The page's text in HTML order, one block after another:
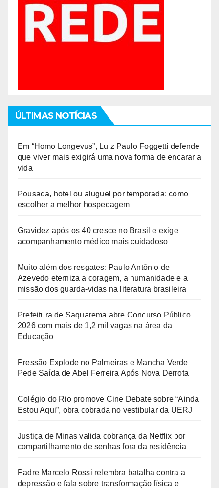
ÚLTIMAS NOTÍCIAS
Em “Homo Longevus”, Luiz Paulo Foggetti defende
que viver mais exigirá uma nova forma de encarar a
vida
Pousada, hotel ou aluguel por temporada: como
escolher a melhor hospedagem
Gravidez após os 40 cresce no Brasil e exige
acompanhamento médico mais cuidadoso
Muito além dos resgates: Paulo Antônio de
Azevedo eterniza a coragem, a humanidade e a
missão dos guarda-vidas na literatura brasileira
Prefeitura de Saquarema abre Concurso Público
2026 com mais de 1,2 mil vagas na área da
Educação
Pressão Explode no Palmeiras e Mancha Verde
Pede Saída de Abel Ferreira Após Nova Derrota
Colégio do Rio promove Cine Debate sobre “Ainda
Estou Aqui”, obra cobrada no vestibular da UERJ
Justiça de Minas valida cobrança da Netflix por
compartilhamento de senhas fora da residência
Padre Marcelo Rossi relembra batalha contra a
depressão e fala sobre transformação física e